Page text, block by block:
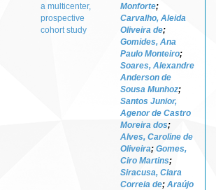
a multicenter,
prospective
cohort study
Monforte;
Carvalho, Aleida
Oliveira de;
Gomides, Ana
Paulo Monteiro;
Soares, Alexandre
Anderson de
Sousa Munhoz;
Santos Junior,
Agenor de Castro
Moreira dos;
Alves, Caroline de
Oliveira; Gomes,
Ciro Martins;
Siracusa, Clara
Correia de; Araújo